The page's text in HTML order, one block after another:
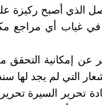
الذي أصبح ركيزة
في غياب أي مراجع
عن إمكانية التحقق
التي لم يجد لها
(ت 218هـ) على إعادة تحرير